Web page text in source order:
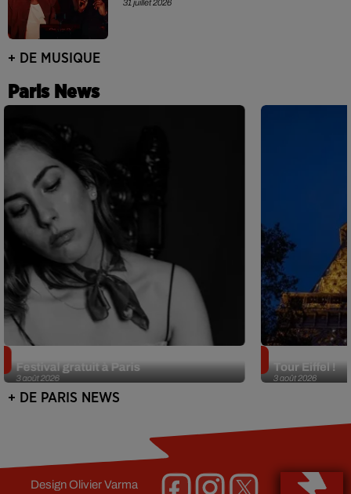
31 juillet 2026
+ DE MUSIQUE
Paris News
3 août 2026
Festival gratuit à Paris
3 août 2026
Tour Eiffel !
+ DE PARIS NEWS
DesignOlivier Varma